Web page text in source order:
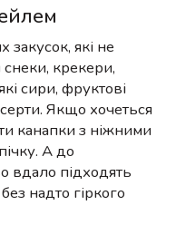
які не
крекери,
сири, фруктові
Якщо хочеться
канапки з ніжними
А до
вдало підходять
надто гіркого